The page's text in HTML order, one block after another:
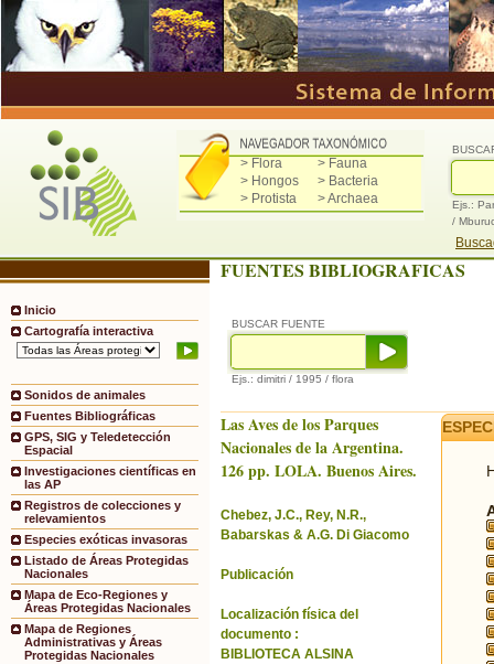
> Flora
> Fauna
> Hongos
> Bacteria
> Protista
> Archaea
Ejs.:
/
Inicio
Cartografía interactiva
Sonidos de animales
Fuentes Bibliográficas
GPS, SIG y Teledetección
Espacial
Investigaciones científicas en
las AP
Registros de colecciones y
relevamientos
Especies exóticas invasoras
Listado de Áreas Protegidas
Nacionales
Mapa de Eco-Regiones y
Áreas Protegidas Nacionales
Mapa de Regiones
Administrativas y Áreas
Protegidas Nacionales
FUENTES BIBLIOGRAFICAS
BUSCAR FUENTE
Ejs.: dimitri / 1995 / flora
Las Aves de los Parques
Nacionales de la Argentina.
126 pp. LOLA. Buenos Aires.
Chebez, J.C., Rey, N.R.,
Babarskas & A.G. Di Giacomo
Publicación
Localización física del
documento :
BIBLIOTECA ALSINA